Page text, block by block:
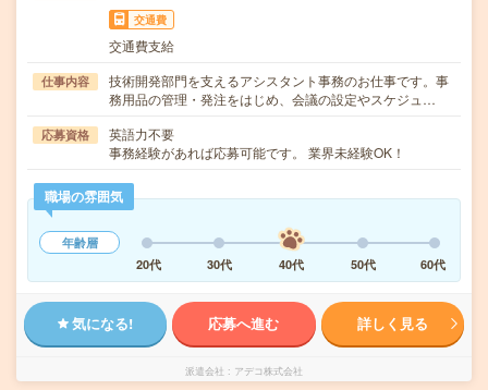
交通費
交通費支給
仕事内容
技術開発部門を支えるアシスタント事務のお仕事です。事
務用品の管理・発注をはじめ、会議の設定やスケジュ…
応募資格
英語力不要
事務経験があれば応募可能です。 業界未経験OK！
職場の雰囲気
年齢層
20代
30代 40代 50代 60代
気になる! 応募へ進む 詳しく見る
派遣会社 アデコ株式会社